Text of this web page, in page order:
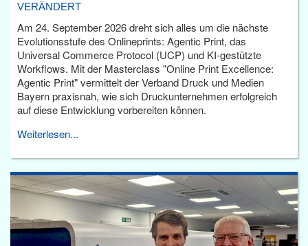
VERÄNDERT
Am 24. September 2026 dreht sich alles um die nächste
Evolutionsstufe des Onlineprints: Agentic Print, das
Universal Commerce Protocol (UCP) und KI-gestützte
Workflows. Mit der Masterclass "Online Print Excellence:
Agentic Print" vermittelt der Verband Druck und Medien
Bayern praxisnah, wie sich Druckunternehmen erfolgreich
auf diese Entwicklung vorbereiten können.
Weiterlesen...